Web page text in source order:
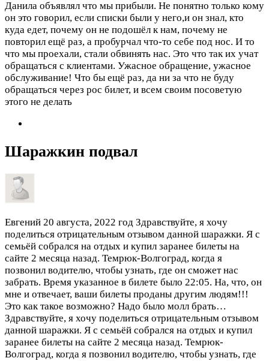
Данила объявлял что мы прибыли. Не понятно только кому
он это говорил, если списки были у него,и он знал, кто
куда едет, почему он не подошёл к нам, почему не
повторил ещё раз, а пробурчал что-то себе под нос. И то
что мы проехали, стали обвинять нас. Это что так их учат
обращаться с клиентами. Ужасное обращение, ужасное
обслуживание! Что бы ещё раз, да ни за что не буду
обращаться через рос билет, и всем своим посоветую
этого не делать
Шаражкин подвал
Евгений 20 августа, 2022 год Здравствуйте, я хочу
поделиться отрицательным отзывом данной шаражки. Я с
семьёй собрался на отдых и купил заранее билеты на
сайте 2 месяца назад. Темрюк-Волгоград, когда я
позвонил водителю, чтобы узнать, где он сможет нас
забрать. Время указанное в билете было 22:05. На, что, он
мне и отвечает, ваши билеты проданы другим людям!!!
Это как такое возможно? Надо было молл брать…
Здравствуйте, я хочу поделиться отрицательным отзывом
данной шаражки. Я с семьёй собрался на отдых и купил
заранее билеты на сайте 2 месяца назад. Темрюк-
Волгоград, когда я позвонил водителю, чтобы узнать, где